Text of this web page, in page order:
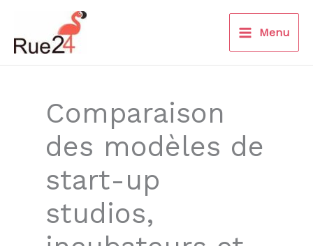
contenu
Menu
Comparaison
des modèles de
start-up
studios,